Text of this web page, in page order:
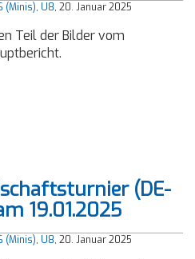
(Minis), U8, 20. Januar 2025
Teil der Bilder vom
(DE-
19.01.2025
(Minis), U8, 20. Januar 2025